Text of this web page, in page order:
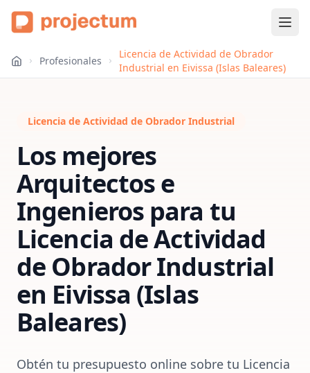
Profesionales
Licencia de Actividad de Obrador
Industrial en Eivissa (Islas Baleares)
Licencia de Actividad de Obrador Industrial
Los mejores
Arquitectos e
Ingenieros para tu
Licencia de Actividad
de Obrador Industrial
en Eivissa (Islas
Baleares)
Obtén tu presupuesto online sobre tu Licencia